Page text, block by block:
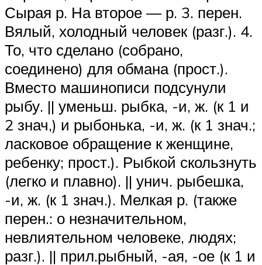
Сырая р. На второе — р. 3. перен.
Вялый, холодный человек (разг.). 4.
То, что сделано (собрано,
соединено) для обмана (прост.).
Вместо машинописи подсунули
рыбу. || уменьш. рыбка, -и, ж. (к 1 и
2 знач,) и рыбонька, -и, ж. (к 1 знач.;
ласковое обращение к женщине,
ребенку; прост.). Рыбкой скользнуть
(легко и плавно). || унич. рыбешка,
-и, ж. (к 1 знач.). Мелкая р. (также
перен.: о незначительном,
невлиятельном человеке, людях;
разг.). || прил.рыбный, -ая, -ое (к 1 и